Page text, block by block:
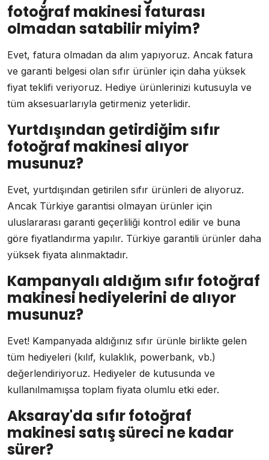
fotoğraf makinesi faturası
olmadan satabilir miyim?
Evet, fatura olmadan da alım yapıyoruz. Ancak fatura
ve garanti belgesi olan sıfır ürünler için daha yüksek
fiyat teklifi veriyoruz. Hediye ürünlerinizi kutusuyla ve
tüm aksesuarlarıyla getirmeniz yeterlidir.
Yurtdışından getirdiğim sıfır
fotoğraf makinesi alıyor
musunuz?
Evet, yurtdışından getirilen sıfır ürünleri de alıyoruz.
Ancak Türkiye garantisi olmayan ürünler için
uluslararası garanti geçerliliği kontrol edilir ve buna
göre fiyatlandırma yapılır. Türkiye garantili ürünler daha
yüksek fiyata alınmaktadır.
Kampanyalı aldığım sıfır fotoğraf
makinesi hediyelerini de alıyor
musunuz?
Evet! Kampanyada aldığınız sıfır ürünle birlikte gelen
tüm hediyeleri (kılıf, kulaklık, powerbank, vb.)
değerlendiriyoruz. Hediyeler de kutusunda ve
kullanılmamışsa toplam fiyata olumlu etki eder.
Aksaray'da sıfır fotoğraf
makinesi satış süreci ne kadar
sürer?